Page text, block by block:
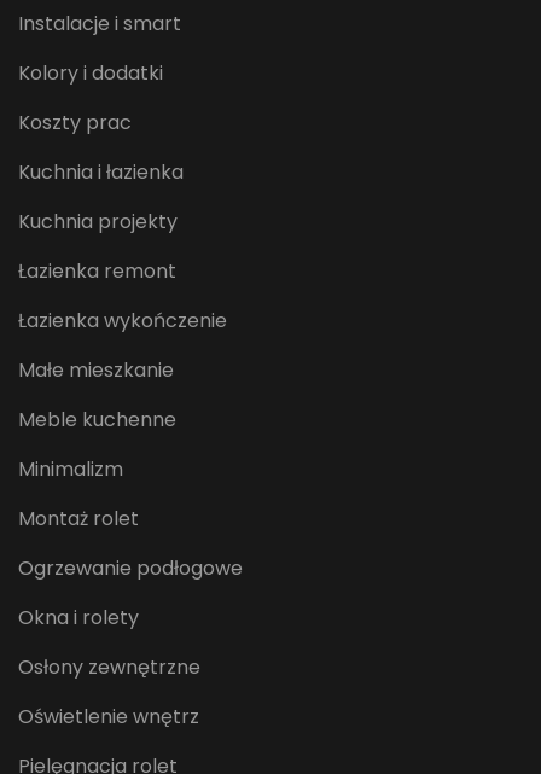
Instalacje i smart
Kolory i dodatki
Koszty prac
Kuchnia i łazienka
Kuchnia projekty
Łazienka remont
Łazienka wykończenie
Małe mieszkanie
Meble kuchenne
Minimalizm
Montaż rolet
Ogrzewanie podłogowe
Okna i rolety
Osłony zewnętrzne
Oświetlenie wnętrz
Pielęgnacja rolet